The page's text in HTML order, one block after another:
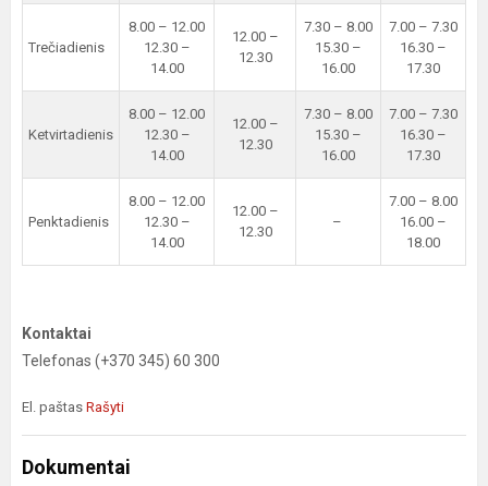
Trečiadienis
8.00 – 12.00
12.30 –
14.00
12.00 –
12.30
7.30 – 8.00
15.30 –
16.00
7.00 – 7.30
16.30 –
17.30
Ketvirtadienis
8.00 – 12.00
12.30 –
14.00
12.00 –
12.30
7.30 – 8.00
15.30 –
16.00
7.00 – 7.30
16.30 –
17.30
Penktadienis
8.00 – 12.00
12.30 –
14.00
12.00 –
12.30
–
7.00 – 8.00
16.00 –
18.00
Kontaktai
Telefonas (+370 345) 60 300
El. paštas Rašyti
Dokumentai